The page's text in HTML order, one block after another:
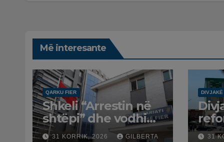
Më interesante
QARKU FIER
Shkeli “Arrestin në
shtëpi” dhe vodhi
automjetin,
31 KORRIK, 2026 GILBERTA
DIVJAKË
31